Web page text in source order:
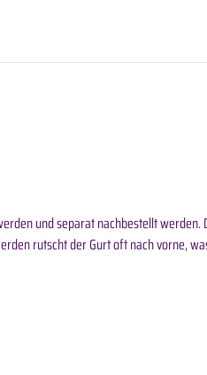
und separat nachbestellt
rutscht der Gurt oft nach vorne,